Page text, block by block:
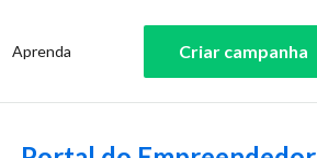
Aprenda Criar campanha